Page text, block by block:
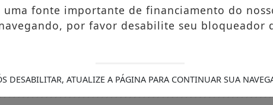
fonte importante de financiamento do
por favor desabilite seu bloqueador
DESABILITAR, ATUALIZE A PÁGINA PARA CONTINUAR SUA